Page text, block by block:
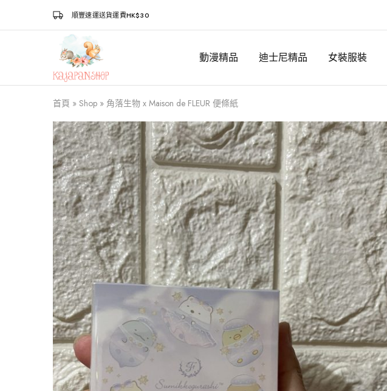
順豐速運送貨運費HK$30
Kajapanshop
日
韓
百
貨
店
動漫精品 迪士尼精品 女裝服裝
首頁 » Shop » 角落生物 x Maison de FLEUR 便條紙